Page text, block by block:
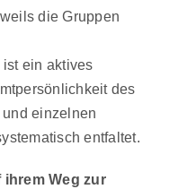
die Gruppen
ein aktives
des
einzelnen
entfaltet.
Weg zur